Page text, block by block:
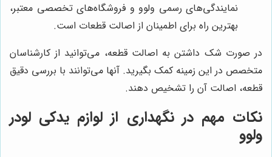
نمایندگی‌های رسمی ولوو و فروشگاه‌های تخصصی معتبر،
بهترین راه برای اطمینان از اصالت قطعات است.
در صورت شک داشتن به اصالت قطعه، می‌توانید از کارشناسان
متخصص در این زمینه کمک بگیرید. آنها می‌توانند با بررسی دقیق
قطعه، اصالت آن را تشخیص دهند.
نکات مهم در نگهداری از لوازم یدکی لودر
ولوو